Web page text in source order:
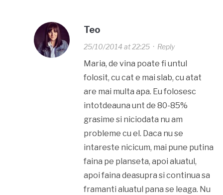
Teo
25/10/2014 at 22:25· Reply
Maria, de vina poate fi untul
folosit, cu cat e mai slab, cu atat
are mai multa apa. Eu folosesc
intotdeauna unt de 80-85%
grasime si niciodata nu am
probleme cu el. Daca nu se
intareste nicicum, mai pune putina
faina pe planseta, apoi aluatul,
apoi faina deasupra si continua sa
framanti aluatul pana se leaga. Nu